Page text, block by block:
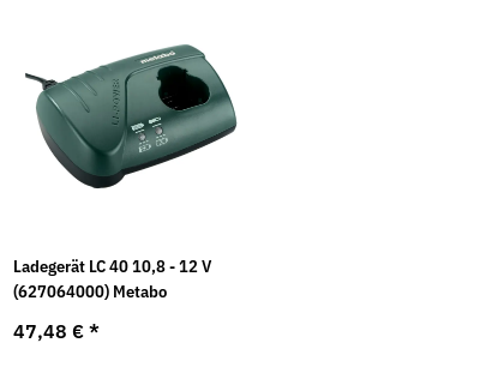
Ladegerät LC 40 10,8 - 12 V
(627064000) Metabo
47,48 €*